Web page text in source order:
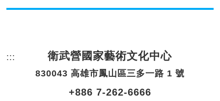
::: 頁尾網站資訊。
衛武營國家藝術文化中心
830043 高雄市鳳山區三多一路 1 號
+886 7-262-6666